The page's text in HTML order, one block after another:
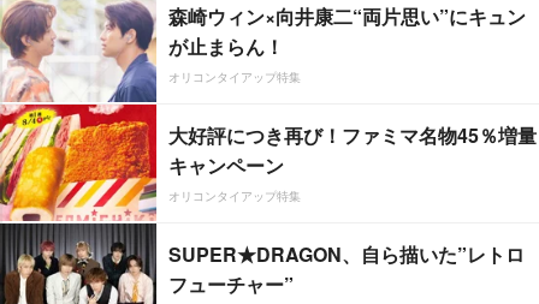
森崎ウィン×向井康二“両片思い”にキュン
が止まらん！
オリコンタイアップ特集
大好評につき再び！ファミマ名物45％増量
キャンペーン
オリコンタイアップ特集
SUPER★DRAGON、自ら描いた”レトロ
フューチャー”